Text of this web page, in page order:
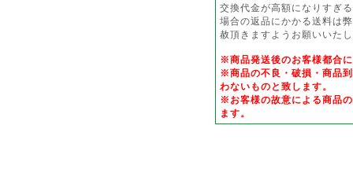
交換代金が高額になりすぎ
場合の返品にかかる送料は
赦頂きますようお願いいた
※商品発送後のお客様都合
※商品の不良・破損・商品
わないものと致します。
※お客様の故意による商品
ます。